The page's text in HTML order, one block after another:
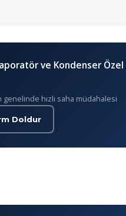
ve Kondenser Özel
genelinde hızlı saha müdahalesi
Doldur